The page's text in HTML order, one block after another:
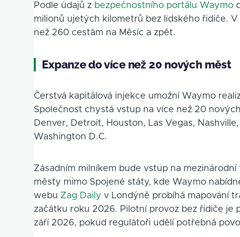
Podle údajů z bezpečnostního portálu Waymo
milionů ujetých kilometrů bez lidského řidiče.
než 260 cestám na Měsíc a zpět.
Expanze do více než 20 nových měst
Čerstvá kapitálová injekce umožní Waymo
Společnost chystá vstup na více než 20
Denver, Detroit, Houston, Las Vegas,
Washington D.C.
Zásadním milníkem bude vstup na mezinárodní
městy mimo Spojené státy, kde Waymo
webu Zag Daily v Londýně probíhá mapování
začátku roku 2026. Pilotní provoz bez řidiče je
září 2026, pokud regulátoři udělí potřebná